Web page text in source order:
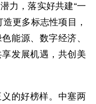
力，落实好共建“一
更多标志性项目，
能源、数字经济、
发展机遇，共创美
的好榜样。中塞两